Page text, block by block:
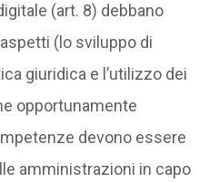
(art. 8) debbano
(lo sviluppo di
giuridica e l’utilizzo dei
opportunamente
devono essere
amministrazioni in capo